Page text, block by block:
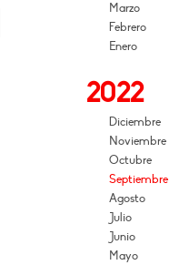
Marzo
Febrero
Enero
2022
Diciembre
Noviembre
Octubre
Septiembre
Agosto
Julio
Junio
Mayo